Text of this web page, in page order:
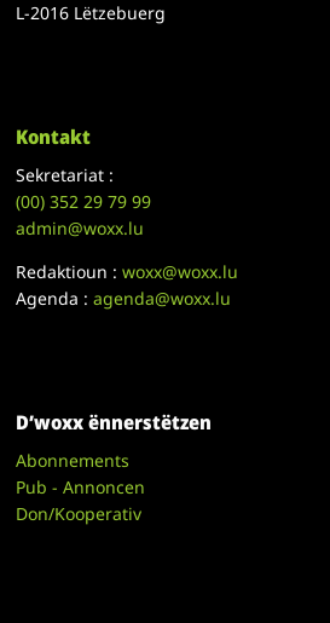
L-2016 Lëtzebuerg
Kontakt
Sekretariat :
(00)352 29 79 99
admin@woxx.lu
Redaktioun :woxx@woxx.lu
Agenda :agenda@woxx.lu
D’woxx ënnerstëtzen
Abonnements
Pub - Annoncen
Don/Kooperativ